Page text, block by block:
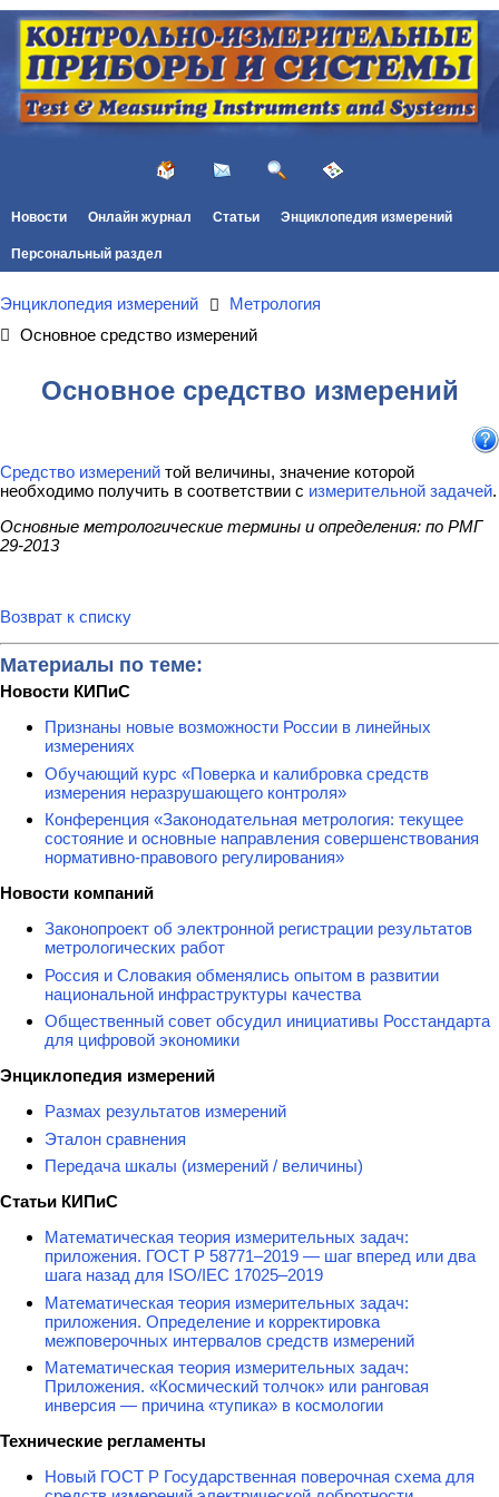
Новости Онлайн журнал Статьи Энциклопедия измерений
Персональный раздел
Энциклопедия измерений
Метрология
Основное средство измерений
Основное средство измерений
Средство измерений той величины, значение которой
необходимо получить в соответствии с измерительной задачей.
Основные метрологические термины и определения: по РМГ
29-2013
Возврат к списку
Материалы по теме:
Новости КИПиС
Признаны новые возможности России в линейных
измерениях
Обучающий курс «Поверка и калибровка средств
измерения неразрушающего контроля»
Конференция «Законодательная метрология: текущее
состояние и основные направления совершенствования
нормативно-правового регулирования»
Новости компаний
Законопроект об электронной регистрации результатов
метрологических работ
Россия и Словакия обменялись опытом в развитии
национальной инфраструктуры качества
Общественный совет обсудил инициативы Росстандарта
для цифровой экономики
Энциклопедия измерений
Размах результатов измерений
Эталон сравнения
Передача шкалы (измерений / величины)
Статьи КИПиС
Математическая теория измерительных задач:
приложения. ГОСТ Р 58771–2019 — шаг вперед или два
шага назад для ISO/IEC 17025–2019
Математическая теория измерительных задач:
приложения. Определение и корректировка
межповерочных интервалов средств измерений
Математическая теория измерительных задач:
Приложения. «Космический толчок» или ранговая
инверсия — причина «тупика» в космологии
Технические регламенты
Новый ГОСТ Р Государственная поверочная схема для